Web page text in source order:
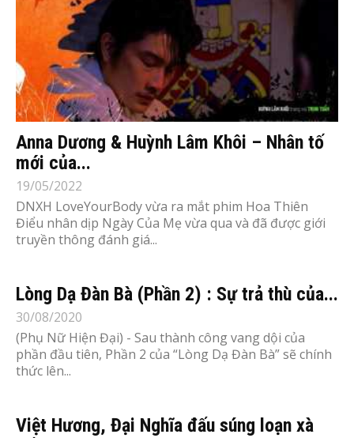
Anna Dương & Huỳnh Lâm Khôi – Nhân tố
mới của...
19/05/2022
DNXH LoveYourBody vừa ra mắt phim Hoa Thiên
Điểu nhân dịp Ngày Của Mẹ vừa qua và đã được giới
truyền thông đánh giá...
Lòng Dạ Đàn Bà (Phần 2) : Sự trả thù của...
30/08/2020
(Phụ Nữ Hiện Đại) - Sau thành công vang dội của
phần đầu tiên, Phần 2 của “Lòng Dạ Đàn Bà” sẽ chính
thức lên...
Việt Hương, Đại Nghĩa đấu súng loạn xà